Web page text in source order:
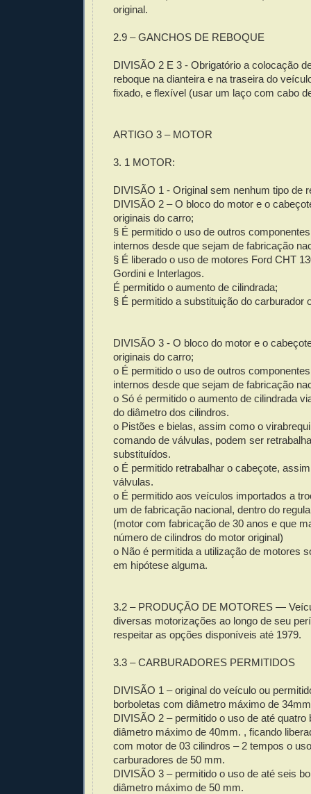
original.
2.9 – GANCHOS DE REBOQUE
DIVISÃO 2 E 3 - Obrigatório a colocação
reboque na dianteira e na traseira do
fixado, e flexível (usar um laço com cabo
ARTIGO 3 – MOTOR
3. 1 MOTOR:
DIVISÃO 1 - Original sem nenhum tipo de
DIVISÃO 2 – O bloco do motor e o
originais do carro;
§ É permitido o uso de outros
internos desde que sejam de fabricação
§ É liberado o uso de motores Ford CHT
Gordini e Interlagos.
É permitido o aumento de cilindrada;
§ É permitido a substituição do carburador
DIVISÃO 3 - O bloco do motor e o
originais do carro;
o É permitido o uso de outros
internos desde que sejam de fabricação
o Só é permitido o aumento de cilindrada
do diâmetro dos cilindros.
o Pistões e bielas, assim como o
comando de válvulas, podem ser
substituídos.
o É permitido retrabalhar o cabeçote,
válvulas.
o É permitido aos veículos importados a
um de fabricação nacional, dentro do
(motor com fabricação de 30 anos e que
número de cilindros do motor original)
o Não é permitida a utilização de motores
em hipótese alguma.
3.2 – PRODUÇÃO DE MOTORES —
diversas motorizações ao longo de seu
respeitar as opções disponíveis até 1979.
3.3 – CARBURADORES PERMITIDOS
DIVISÃO 1 – original do veículo ou
borboletas com diâmetro máximo de
DIVISÃO 2 – permitido o uso de até quatro
diâmetro máximo de 40mm. , ficando
com motor de 03 cilindros – 2 tempos o
carburadores de 50 mm.
DIVISÃO 3 – permitido o uso de até seis
diâmetro máximo de 50 mm.